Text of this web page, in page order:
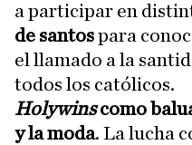
a participar en
de santospara
el llamado a la
todos los católicos.
Holywinscomo
y la moda. La lucha